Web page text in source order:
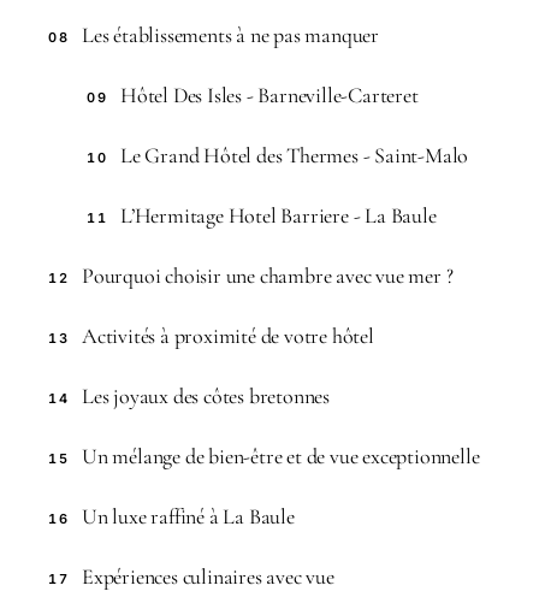
08 Les établissements à ne pas manquer
09 Hôtel Des Isles - Barneville-Carteret
10 Le Grand Hôtel des Thermes - Saint-Malo
11 L’Hermitage Hotel Barriere - La Baule
12 Pourquoi choisir une chambre avec vue mer ?
13 Activités à proximité de votre hôtel
14 Les joyaux des côtes bretonnes
15 Un mélange de bien-être et de vue exceptionnelle
16 Un luxe raffiné à La Baule
17 Expériences culinaires avec vue